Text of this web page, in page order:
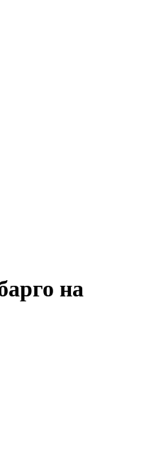
на